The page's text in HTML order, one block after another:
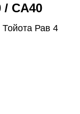
/ CA40